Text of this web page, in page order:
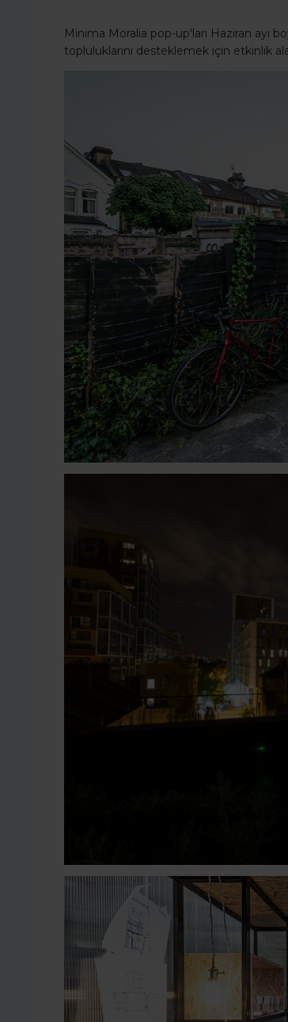
Minima Moralia pop-up'ları Haziran ayı
topluluklarını desteklemek için etkinlik